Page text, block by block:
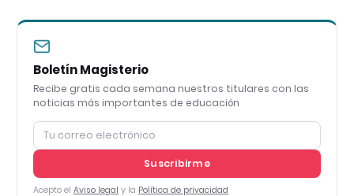
Boletín Magisterio
Recibe gratis cada semana nuestros titulares con las
noticias más importantes de educación
Suscribirme
Acepto el Aviso legal y la Política de privacidad